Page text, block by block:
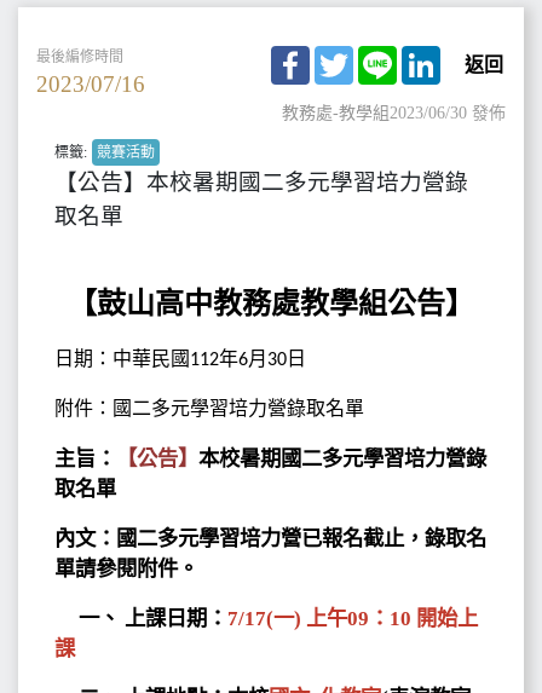
最後編修時間
2023/07/16
Facebook
TwitterLine LinkedIn
返回
教務處-教學組2023/06/30 發佈
標籤: 競賽活動
【公告】本校暑期國二多元學習培力營錄
取名單
【鼓山高中教務處教學組公告】
日期：中華民國 112年6月 30 日
附件：國二多元學習培力營錄取名單
主旨： 【公告】 本校暑期國二多元學習培力營錄
取名單
內文： 國二多元學習培力營已報名截止，錄取名
單請參閱附件。
一、 上課日期： 7/17(一) 上午09：10 開始上
課